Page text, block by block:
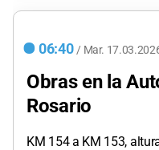
06:40 / Mar.
Obras en la
Rosario
KM 154 a KM 153,